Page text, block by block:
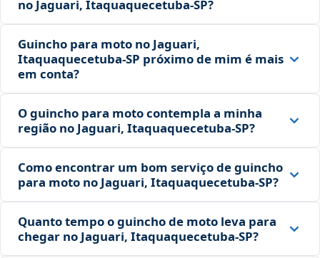
no Jaguari, Itaquaquecetuba‑SP?
Guincho para moto no Jaguari,
Itaquaquecetuba‑SP próximo de mim é mais
em conta?
O guincho para moto contempla a minha
região no Jaguari, Itaquaquecetuba‑SP?
Como encontrar um bom serviço de guincho
para moto no Jaguari, Itaquaquecetuba‑SP?
Quanto tempo o guincho de moto leva para
chegar no Jaguari, Itaquaquecetuba‑SP?